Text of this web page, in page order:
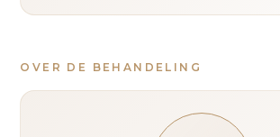
OVER DE BEHANDELING